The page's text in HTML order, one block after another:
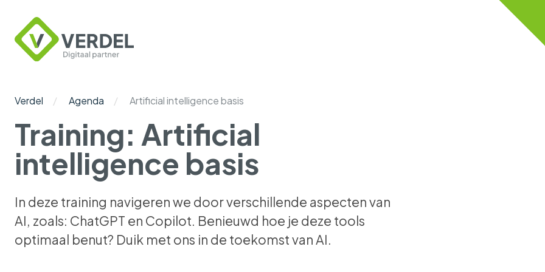
Verdel Agenda Artificial intelligence basis
Training: Artificial
intelligence basis
In deze training navigeren we door verschillende aspecten van
AI, zoals: ChatGPT en Copilot. Benieuwd hoe je deze tools
optimaal benut? Duik met ons in de toekomst van AI.